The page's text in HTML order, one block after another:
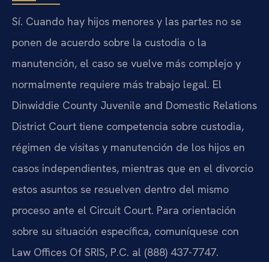
Sí. Cuando hay hijos menores y las partes no se
ponen de acuerdo sobre la custodia o la
manutención, el caso se vuelve más complejo y
normalmente requiere más trabajo legal. El
Dinwiddie County Juvenile and Domestic Relations
District Court tiene competencia sobre custodia,
régimen de visitas y manutención de los hijos en
casos independientes, mientras que en el divorcio
estos asuntos se resuelven dentro del mismo
proceso ante el Circuit Court. Para orientación
sobre su situación específica, comuníquese con
Law Offices Of SRIS, P.C. al (888) 437-7747.